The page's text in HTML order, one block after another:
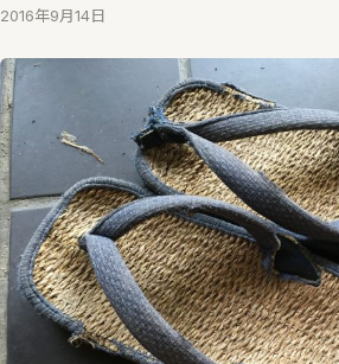
2016年9月14日